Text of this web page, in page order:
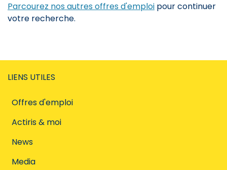
Parcourez nos autres offres d'emploi pour continuer
votre recherche.
LIENS UTILES
Offres d'emploi
Actiris & moi
News
Media